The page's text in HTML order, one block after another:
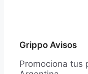
Grippo Avisos
Promociona tus